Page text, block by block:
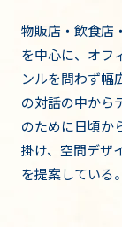
物販店・飲食店
を中心に、オフ
ンルを問わず幅
の対話の中から
のために日頃か
掛け、空間デザ
を提案している。